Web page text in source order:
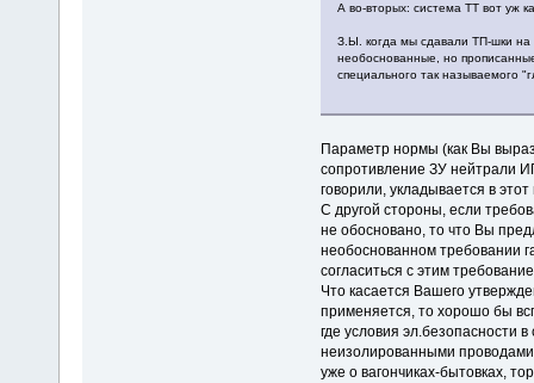
А во-вторых: система ТТ вот уж
З.Ы. когда мы сдавали ТП-шки на
необоснованные, но
специального так называемого
Параметр нормы (как Вы
сопротивление ЗУ нейтрали
говорили, укладывается в
С другой стороны, если
не обосновано, то что Вы
необоснованном требовании
согласиться с этим
Что касается Вашего
применяется, то хорошо бы
где условия эл.безопасности
неизолированными
уже о вагончиках-бытовках,